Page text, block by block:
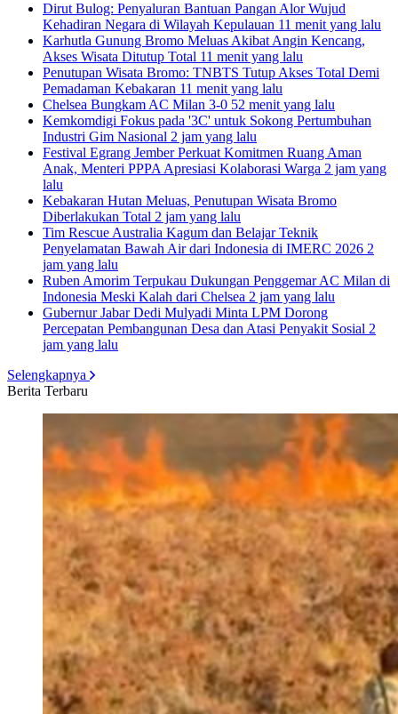
Dirut Bulog: Penyaluran Bantuan Pangan Alor Wujud
Kehadiran Negara di Wilayah Kepulauan 11 menit yang lalu
Karhutla Gunung Bromo Meluas Akibat Angin Kencang,
Akses Wisata Ditutup Total 11 menit yang lalu
Penutupan Wisata Bromo: TNBTS Tutup Akses Total Demi
Pemadaman Kebakaran 11 menit yang lalu
Chelsea Bungkam AC Milan 3-0 52 menit yang lalu
Kemkomdigi Fokus pada '3C' untuk Sokong Pertumbuhan
Industri Gim Nasional 2 jam yang lalu
Festival Egrang Jember Perkuat Komitmen Ruang Aman
Anak, Menteri PPPA Apresiasi Kolaborasi Warga 2 jam yang
lalu
Kebakaran Hutan Meluas, Penutupan Wisata Bromo
Diberlakukan Total 2 jam yang lalu
Tim Rescue Australia Kagum dan Belajar Teknik
Penyelamatan Bawah Air dari Indonesia di IMERC 2026 2
jam yang lalu
Ruben Amorim Terpukau Dukungan Penggemar AC Milan di
Indonesia Meski Kalah dari Chelsea 2 jam yang lalu
Gubernur Jabar Dedi Mulyadi Minta LPM Dorong
Percepatan Pembangunan Desa dan Atasi Penyakit Sosial 2
jam yang lalu
Selengkapnya
Berita Terbaru